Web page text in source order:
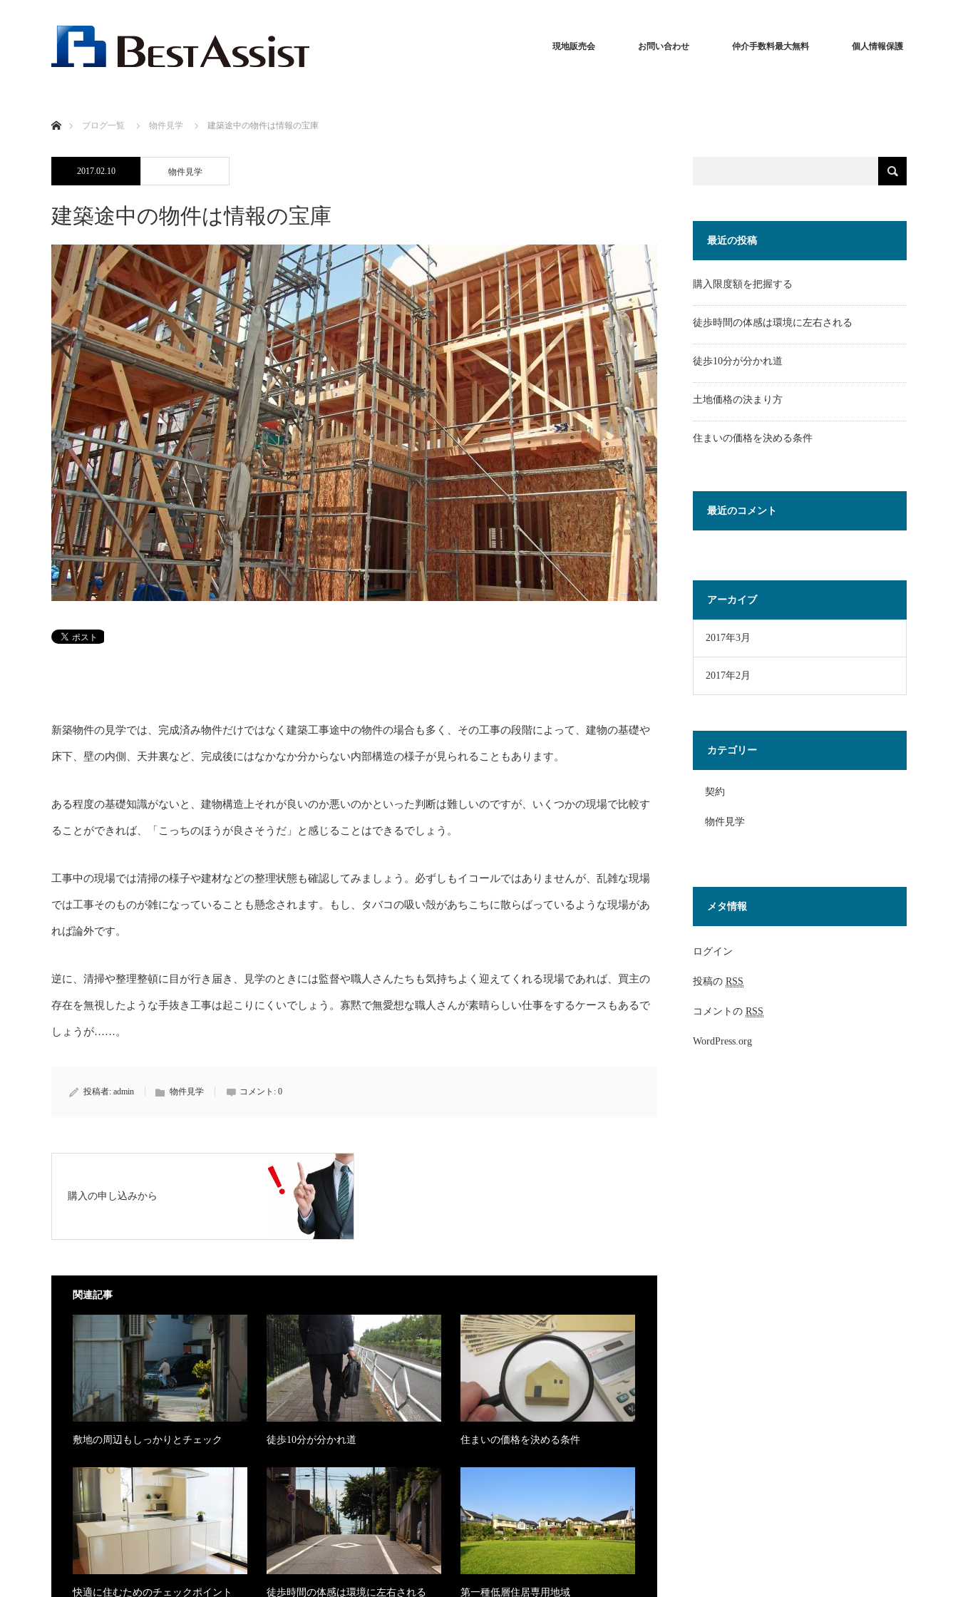
現地販売会 お問い合わせ 仲介手数料最大無料 個人情報保護
ブログ一覧
物件見学 建築途中の物件は情報の宝庫
2017.02.10 物件見学
建築途中の物件は情報の宝庫
新築物件の見学では、完成済み物件だけではなく建築工事途中の物件の場合も多く、その工事の段階によって、建物の基礎や
床下、壁の内側、天井裏など、完成後にはなかなか分からない内部構造の様子が見られることもあります。
ある程度の基礎知識がないと、建物構造上それが良いのか悪いのかといった判断は難しいのですが、いくつかの現場で比較す
ることができれば、「こっちのほうが良さそうだ」と感じることはできるでしょう。
工事中の現場では清掃の様子や建材などの整理状態も確認してみましょう。必ずしもイコールではありませんが、乱雑な現場
では工事そのものが雑になっていることも懸念されます。もし、タバコの吸い殻があちこちに散らばっているような現場があ
れば論外です。
逆に、清掃や整理整頓に目が行き届き、見学のときには監督や職人さんたちも気持ちよく迎えてくれる現場であれば、買主の
存在を無視したような手抜き工事は起こりにくいでしょう。寡黙で無愛想な職人さんが素晴らしい仕事をするケースもあるで
しょうが……。
投稿者: admin 物件見学 コメント: 0
購入の申し込みから
関連記事
敷地の周辺もしっかりとチェック 徒歩10分が分かれ道 住まいの価格を決める条件
快適に住むためのチェックポイント
徒歩時間の体感は環境に左右される 第一種低層住居専用地域
最近の投稿
購入限度額を把握する
徒歩時間の体感は環境に左右される
徒歩10分が分かれ道
土地価格の決まり方
住まいの価格を決める条件
最近のコメント
アーカイブ
2017年3月
2017年2月
カテゴリー
契約
物件見学
メタ情報
ログイン
投稿の RSS
コメントの RSS
WordPress.org